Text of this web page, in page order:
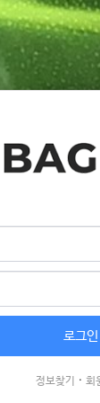
정보찾기 · 회